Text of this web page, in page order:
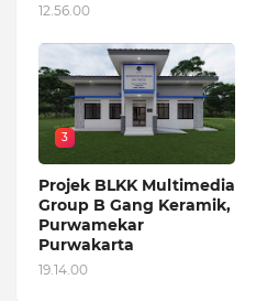
12.56.00
3
Projek BLKK Multimedia
Group B Gang Keramik,
Purwamekar
Purwakarta
19.14.00